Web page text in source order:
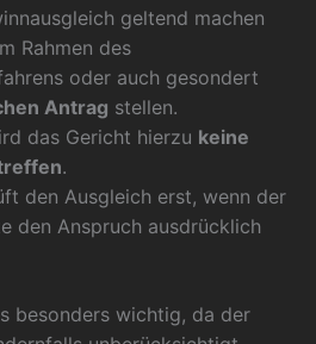
geltend machen
Rahmen des
oder auch gesondert
Antrag stellen.
das Gericht hierzu keine
.
den Ausgleich erst, wenn der
den Anspruch ausdrücklich
besonders wichtig, da der